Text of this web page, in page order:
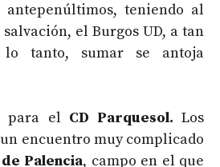
antepenúltimos, teniendo al
el Burgos UD, a tan
tanto, sumar se antoja
para el CD Parquesol. Los
encuentro muy complicado
Palencia, campo en el que